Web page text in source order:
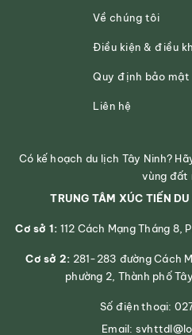
Về chúng tôi
Điều kiện & điều
Quy định bảo mật
Liên hệ
Có kế hoạch du lịch Tây Ninh?
vùng đất
TRUNG TÂM XÚC TIẾN
Cơ sở 1: 112 Cách Mạng Tháng 8,
Cơ sở 2: 281-283 đường Cách
phường 2, Thành phố
Số điện thoại:
Email: